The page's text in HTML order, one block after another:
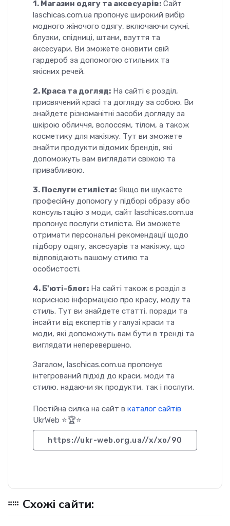
1. Магазин одягу та аксесуарів: Сайт
laschicas.com.ua пропонує широкий вибір
модного жіночого одягу, включаючи сукні,
блузки, спідниці, штани, взуття та
аксесуари. Ви зможете оновити свій
гардероб за допомогою стильних та
якісних речей.
2. Краса та догляд: На сайті є розділ,
присвячений красі та догляду за собою. Ви
знайдете різноманітні засоби догляду за
шкірою обличчя, волоссям, тілом, а також
косметику для макіяжу. Тут ви зможете
знайти продукти відомих брендів, які
допоможуть вам виглядати свіжою та
привабливою.
3. Послуги стиліста: Якщо ви шукаєте
професійну допомогу у підборі образу або
консультацію з моди, сайт laschicas.com.ua
пропонує послуги стиліста. Ви зможете
отримати персональні рекомендації щодо
підбору одягу, аксесуарів та макіяжу, що
відповідають вашому стилю та
особистості.
4. Б'юті-блог: На сайті також є розділ з
корисною інформацією про красу, моду та
стиль. Тут ви знайдете статті, поради та
інсайти від експертів у галузі краси та
моди, які допоможуть вам бути в тренді та
виглядати неперевершено.
Загалом, laschicas.com.ua пропонує
інтегрований підхід до краси, моди та
стилю, надаючи як продукти, так і послуги.
Постійна силка на сайт в каталог сайтів
UkrWeb ⭐🏆⭐
https://ukr-web.org.ua//x/xo/90
Схожі сайти: